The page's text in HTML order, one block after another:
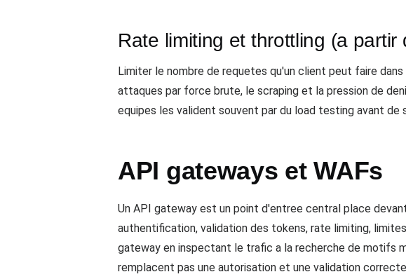
Rate limiting et throttling (a
Limiter le nombre de requetes qu'un client peut faire
attaques par force brute, le scraping et la pression de
equipes les valident souvent par du load testing avant de
API gateways et WAFs
Un API gateway est un point d'entree central place
authentification, validation des tokens, rate limiting,
gateway en inspectant le trafic a la recherche de motifs
remplacent pas une autorisation et une validation